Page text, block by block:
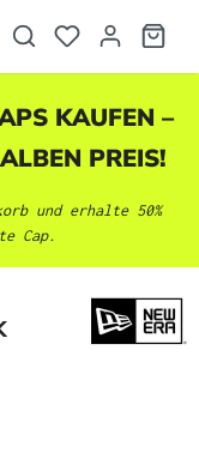
KAUFEN –
PREIS!
und erhalte 50%
Cap.